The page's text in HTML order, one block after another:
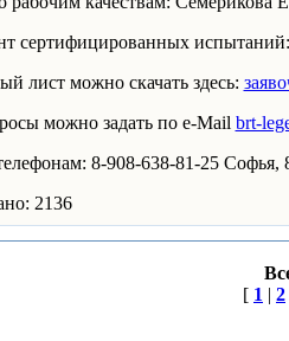
сертифицированных
лист можно скачать здесь:
можно задать по e-Mail brt-
8-908-638-81-25 Софья,
2136
[ 1 | 2